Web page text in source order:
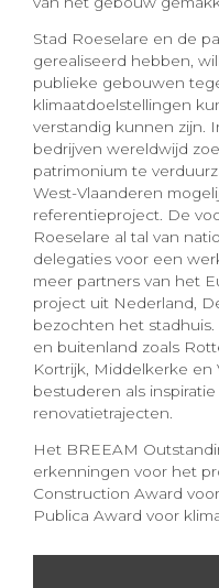
Stad Roeselare en de
gerealiseerd hebben,
publieke gebouwen
klimaatdoelstellingen
verstandig kunnen zijn.
bedrijven wereldwijd
patrimonium te
West-Vlaanderen
referentieproject. De
Roeselare al tal van
delegaties voor een
meer partners van het
project uit Nederland,
bezochten het
en buitenland zoals
Kortrijk, Middelkerke
bestuderen als
renovatietrajecten.
Het BREEAM
erkenningen voor het
Construction Award
Publica Award voor